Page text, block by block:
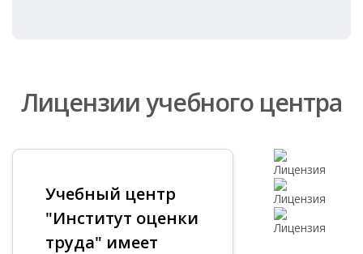
Лицензии учебного центра
Учебный центр
"Институт оценки
труда" имеет